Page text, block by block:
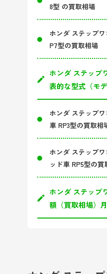
8型 の買取相場
ホンダ ステップ
P7型の買取相場
ホンダ ステップ
表的な型式（モ
ホンダ ステップ
車 RP3型の買取相
ホンダ ステップ
ッド車 RP5型の買
ホンダ ステップ
額（買取相場）